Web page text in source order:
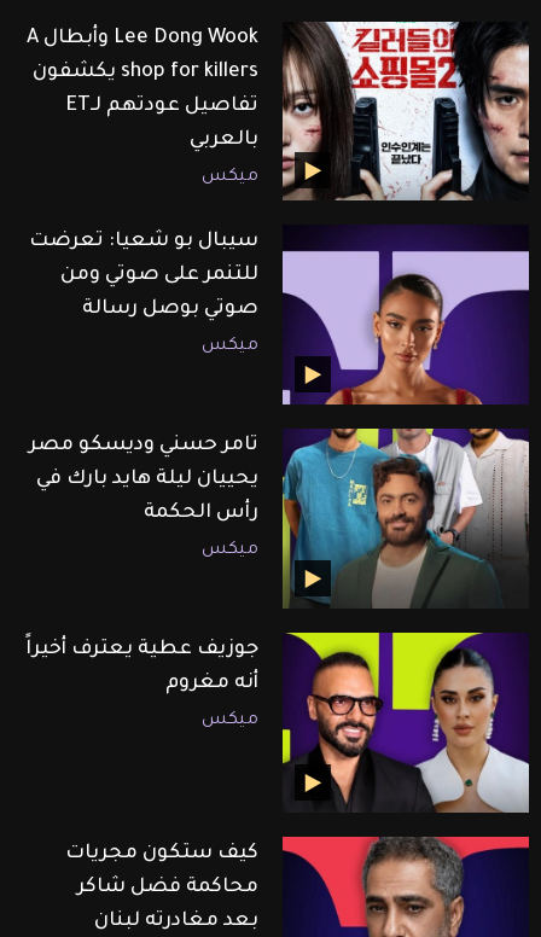
Lee Dong Wook وأبطال A
shop for killers يكشفون
تفاصيل عودتهم لـET
بالعربي
ميكس
سيبال بو شعيا: تعرضت
للتنمر على صوتي ومن
صوتي بوصل رسالة
ميكس
تامر حسني وديسكو مصر
يحييان ليلة هايد بارك في
رأس الحكمة
ميكس
جوزيف عطية يعترف أخيراً
أنه مغروم
ميكس
كيف ستكون مجريات
محاكمة فضل شاكر
بعد مغادرته لبنان